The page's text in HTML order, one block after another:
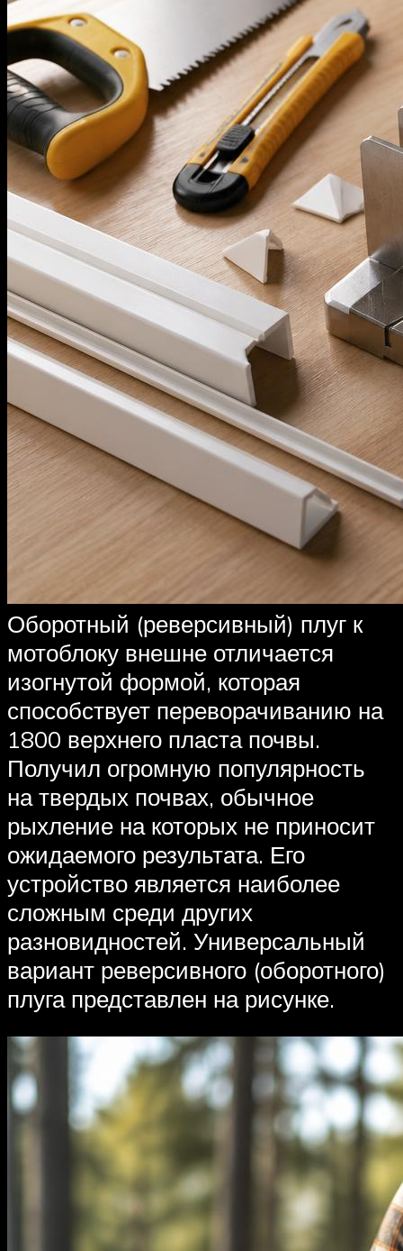
Оборотный (реверсивный) плуг к
мотоблоку внешне отличается
изогнутой формой, которая
способствует переворачиванию на
1800 верхнего пласта почвы.
Получил огромную популярность
на твердых почвах, обычное
рыхление на которых не приносит
ожидаемого результата. Его
устройство является наиболее
сложным среди других
разновидностей. Универсальный
вариант реверсивного (оборотного)
плуга представлен на рисунке.